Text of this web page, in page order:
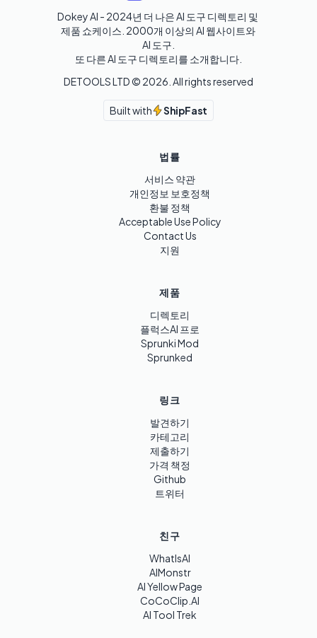
Dokey AI - 2024년 더 나은 AI 도구 디렉토리 및
제품 쇼케이스. 2000개 이상의 AI 웹사이트와
AI 도구.
또 다른 AI 도구 디렉토리를 소개합니다.
DETOOLS LTD © 2026 . All rights reserved
Built with ShipFast
법률
서비스 약관
개인정보 보호정책
환불 정책
Acceptable Use Policy
Contact Us
지원
제품
디렉토리
플럭스AI 프로
Sprunki Mod
Sprunked
링크
발견하기
카테고리
제출하기
가격 책정
Github
트위터
친구
WhatIsAI
AIMonstr
AI Yellow Page
CoCoClip.AI
AI Tool Trek